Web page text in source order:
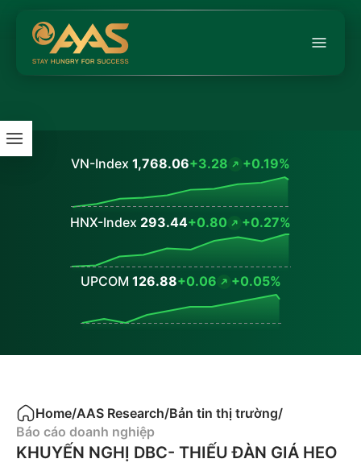
VN-Index 1,768.06+3.28 +0.19%
HNX-Index 293.44+0.80 +0.27%
UPCOM 126.88+0.06 +0.05%
Home/AAS Research/Bản tin thị trường/
Báo cáo doanh nghiệp
KHUYẾN NGHỊ DBC- THIẾU ĐÀN GIÁ HEO